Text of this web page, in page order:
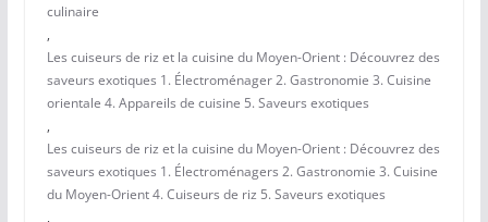
culinaire
,
Les cuiseurs de riz et la cuisine du Moyen-Orient : Découvrez des
saveurs exotiques 1. Électroménager 2. Gastronomie 3. Cuisine
orientale 4. Appareils de cuisine 5. Saveurs exotiques
,
Les cuiseurs de riz et la cuisine du Moyen-Orient : Découvrez des
saveurs exotiques 1. Électroménagers 2. Gastronomie 3. Cuisine
du Moyen-Orient 4. Cuiseurs de riz 5. Saveurs exotiques
,